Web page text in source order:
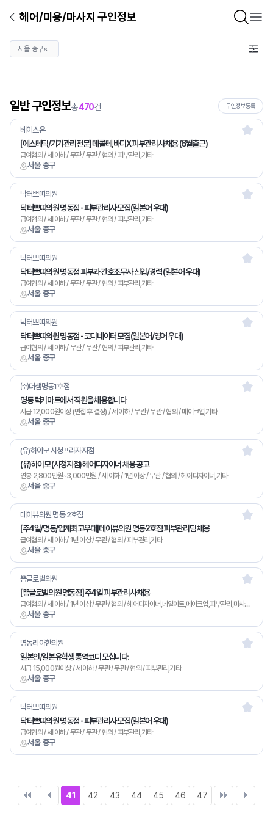
헤어/미용/마사지 구인정보
서울 중구×
일반 구인정보총470건 구인정보등록
서울 중구
베이스온
[에스테틱/기기관리전문] 데콜테,바디X 피부관리사 채용 (6월출근)
급여협의 / 세 이하 / 무관 / 무관 / 협의 / 피부관리,기타
서울 중구
닥터쁘띠의원
닥터쁘띠의원 명동점 - 피부관리사 모집(일본어 우대)
급여협의 / 세 이하 / 무관 / 무관 / 협의 / 피부관리,기타
서울 중구
닥터쁘띠의원
닥터쁘띠의원 명동점 피부과 간호조무사 신입/경력 (일본어 우대)
급여협의 / 세 이하 / 무관 / 무관 / 협의 / 피부관리,기타
서울 중구
닥터쁘띠의원
닥터쁘띠의원 명동점 - 코디네이터 모집(일본어/영어 우대)
급여협의 / 세 이하 / 무관 / 무관 / 협의 / 피부관리,기타
서울 중구
㈜더샘명동1호점
명동 럭키마트에서 직원을 채용합니다
시급 12,000원이상 (면접 후 결정) / 세 이하 / 무관 / 무관 / 협의 / 메이크업,기타
서울 중구
(유)하이모 시청프라자지점
(유)하이모 (시청지점) 헤어디자이너 채용 공고
연봉 2,800만원~3,000만원 / 세 이하 / 1년 이상 / 무관 / 협의 / 헤어디자이너,기타
서울 중구
데이뷰의원 명동 2호점
[주4일/명동/업계최고우대]데이뷰의원 명동2호점 피부관리팀 채용
급여협의 / 세 이하 / 1년 이상 / 무관 / 협의 / 피부관리,기타
서울 중구
쁨글로벌의원
[쁨글로벌의원 명동점] 주4일 피부관리사 채용
급여협의 / 세 이하 / 1년 이상 / 무관 / 협의 / 헤어디자이너,네일아트,메이크업,피부관리,마사지,기타
서울 중구
명동리아한의원
일본인/일본유학생 통역코디 모십니다.
시급 15,000원이상 / 세 이하 / 무관 / 무관 / 협의 / 피부관리,기타
서울 중구
닥터쁘띠의원
닥터쁘띠의원 명동점 - 피부관리사 모집(일본어 우대)
급여협의 / 세 이하 / 무관 / 무관 / 협의 / 피부관리,기타
41 42 43 44 45 46 47